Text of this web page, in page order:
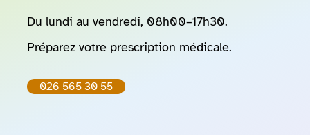
Du lundi au vendredi, 08h00–17h30.
Préparez votre prescription médicale.
026 565 30 55